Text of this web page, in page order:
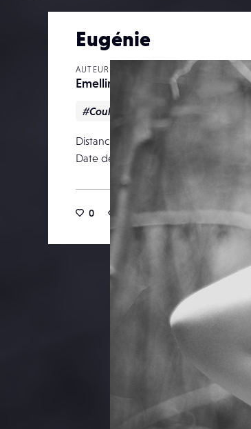
Eugénie
AUTEUR
EmellineH
#Couleur #Mode
Distance focale
Date de publication
0 0